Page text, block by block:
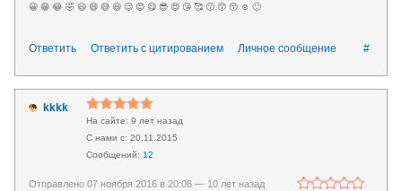
😀 😁 😂 🤣 😃 😄 😅 😆 😉 😊 😋 😎 😍 😘 🥰 😗 😙 😚 ☺️ 🙂
#
Ответить Ответить с цитированием Личное сообщение
kkkk
9 лет назад
20.11.2015
12
Отправлено 07 ноября 2016 в 20:06 — 10 лет назад